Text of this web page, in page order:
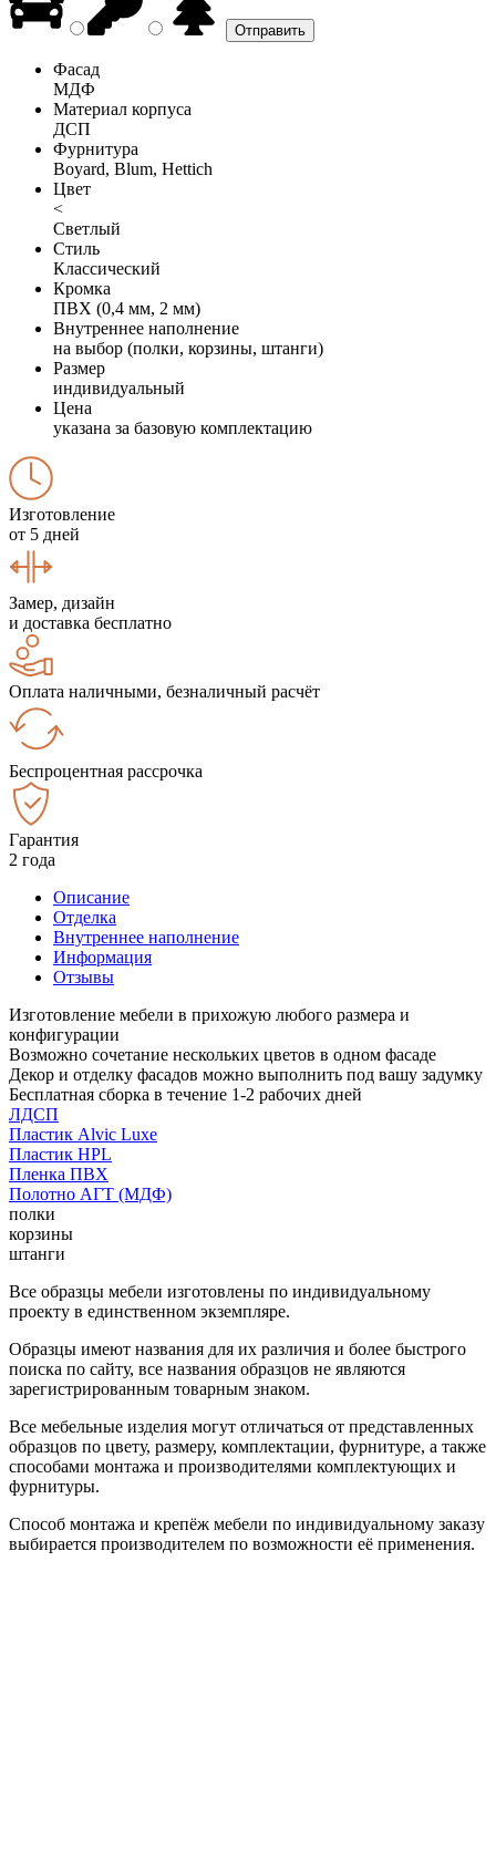
Фасад
МДФ
Материал корпуса
ДСП
Фурнитура
Boyard, Blum, Hettich
Цвет
<
Светлый
Стиль
Классический
Кромка
ПВХ (0,4 мм, 2 мм)
Внутреннее наполнение
на выбор (полки, корзины, штанги)
Размер
индивидуальный
Цена
указана за базовую комплектацию
Изготовление
от 5 дней
Замер, дизайн
и доставка бесплатно
Оплата наличными, безналичный расчёт
Беспроцентная рассрочка
Гарантия
2 года
Описание
Отделка
Внутреннее наполнение
Информация
Отзывы
Изготовление мебели в прихожую любого размера и
конфигурации
Возможно сочетание нескольких цветов в одном фасаде
Декор и отделку фасадов можно выполнить под вашу задумку
Бесплатная сборка в течение 1-2 рабочих дней
ЛДСП
Пластик Alvic Luxe
Пластик HPL
Пленка ПВХ
Полотно АГТ (МДФ)
полки
корзины
штанги
Все образцы мебели изготовлены по индивидуальному
проекту в единственном экземпляре.
Образцы имеют названия для их различия и более быстрого
поиска по сайту, все названия образцов не являются
зарегистрированным товарным знаком.
Все мебельные изделия могут отличаться от представленных
образцов по цвету, размеру, комплектации, фурнитуре, а также
способами монтажа и производителями комплектующих и
фурнитуры.
Способ монтажа и крепёж мебели по индивидуальному заказу
выбирается производителем по возможности её применения.